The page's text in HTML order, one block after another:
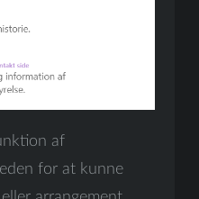
af
for at kunne